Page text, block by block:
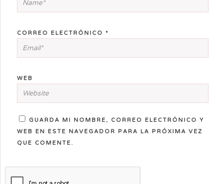
CORREO ELECTRÓNICO *
WEB
GUARDA MI NOMBRE, CORREO ELECTRÓNICO Y
WEB EN ESTE NAVEGADOR PARA LA PRÓXIMA VEZ
QUE COMENTE.